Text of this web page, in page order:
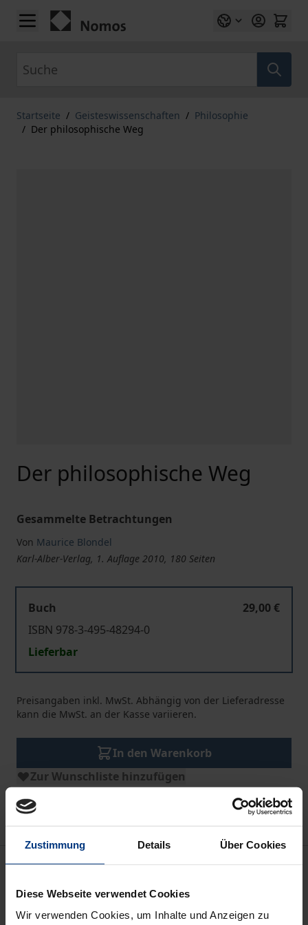
Zustimmung Details Über Cookies
Diese Webseite verwendet Cookies
Wir verwenden Cookies, um Inhalte und Anzeigen zu
Zum Inhalt springen
Startseite / Geisteswissenschaften / Philosophie
/ Der philosophische Weg
Der philosophische Weg
Gesammelte Betrachtungen
Von Maurice Blondel
Karl-Alber-Verlag, 1. Auflage 2010, 180 Seiten
Buch
29,00 €
ISBN 978-3-495-48294-0
Lieferbar
Preisangaben inkl. MwSt. Abhängig von der Lieferadresse
kann die MwSt. an der Kasse variieren.
In den Warenkorb
Zur Wunschliste hinzufügen
Beschreibung